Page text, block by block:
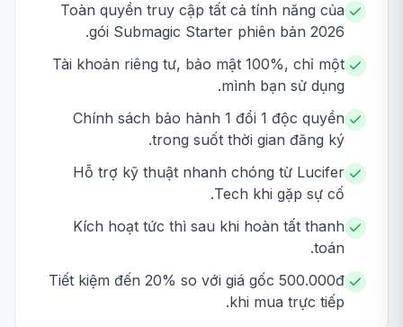
Toàn quyền truy cập tất cả tính năng của
gói Submagic Starter phiên bản 2026.
Tài khoản riêng tư, bảo mật 100%, chỉ một
mình bạn sử dụng.
Chính sách bảo hành 1 đổi 1 độc quyền
trong suốt thời gian đăng ký.
Hỗ trợ kỹ thuật nhanh chóng từ Lucifer
Tech khi gặp sự cố.
Kích hoạt tức thì sau khi hoàn tất thanh
toán.
Tiết kiệm đến 20% so với giá gốc 500.000đ
khi mua trực tiếp.